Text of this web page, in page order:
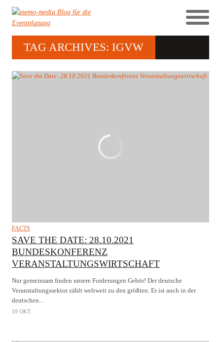
TAG ARCHIVES: IGVW
FACTS
SAVE THE DATE: 28.10.2021
BUNDESKONFERENZ
VERANSTALTUNGSWIRTSCHAFT
Nur gemeinsam finden unsere Forderungen Gehör! Der deutsche
Veranstaltungssektor zählt weltweit zu den größten. Er ist auch in der
deutschen...
19 OKT.